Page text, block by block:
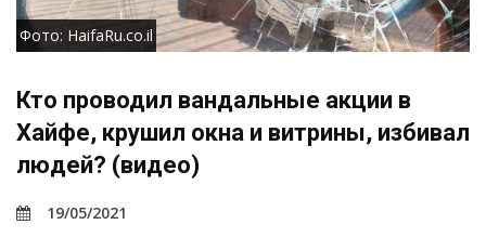
Фото: HaifaRu.co.il
Кто проводил вандальные акции в
Хайфе, крушил окна и витрины, избивал
людей? (видео)
19/05/2021